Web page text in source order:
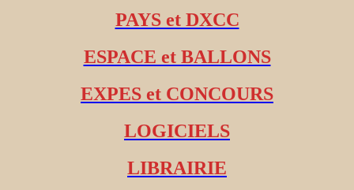
PAYS et DXCC
ESPACE et BALLONS
EXPES et CONCOURS
LOGICIELS
LIBRAIRIE